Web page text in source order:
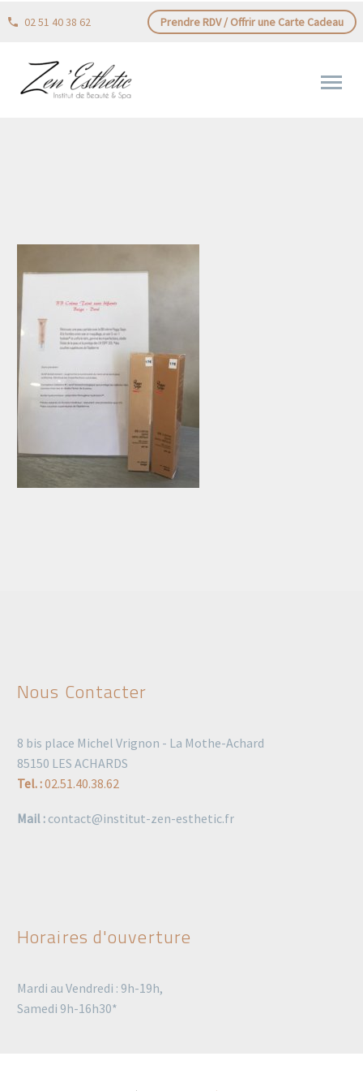
02 51 40 38 62 Prendre RDV / Offrir une Carte Cadeau
Nous Contacter
8 bis place Michel Vrignon - La Mothe-Achard
85150 LES ACHARDS
Tel. :02.51.40.38.62
Mail : contact@institut-zen-esthetic.fr
Horaires d'ouverture
Mardi au Vendredi : 9h-19h,
Samedi 9h-16h30*